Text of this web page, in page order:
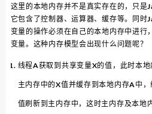
这里的本地内存并不是真实存在的，只是
它包含了控制器、运算器、缓存等。同时
变量的操作必须在自己的本地内存中进行
变量。这种内存模型会出现什么问题呢？
线程A获取到共享变量X的值，此时本
主内存中的X值并缓存到本地内存A中
值刷新到主内存中，这时主内存及本地